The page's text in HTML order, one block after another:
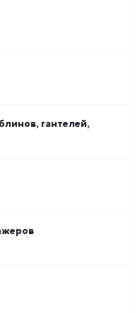
гантелей,